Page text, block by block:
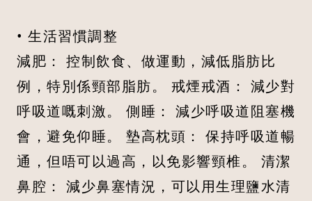
• 生活習慣調整
減肥： 控制飲食、做運動，減低脂肪比
例，特別係頸部脂肪。 戒煙戒酒： 減少對
呼吸道嘅刺激。 側睡： 減少呼吸道阻塞機
會，避免仰睡。 墊高枕頭： 保持呼吸道暢
通，但唔可以過高，以免影響頸椎。 清潔
鼻腔： 減少鼻塞情況，可以用生理鹽水清